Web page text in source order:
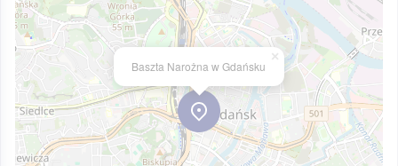
Baszta Narożna w Gdańsku
×